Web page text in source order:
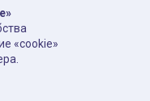
«cookie»